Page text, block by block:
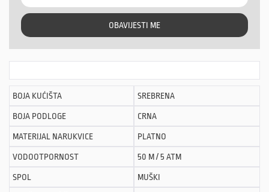
OBAVIJESTI ME
BOJA KUĆIŠTA SREBRENA
BOJA PODLOGE CRNA
MATERIJAL NARUKVICE PLATNO
VODOOTPORNOST 50 M / 5 ATM
SPOL MUŠKI